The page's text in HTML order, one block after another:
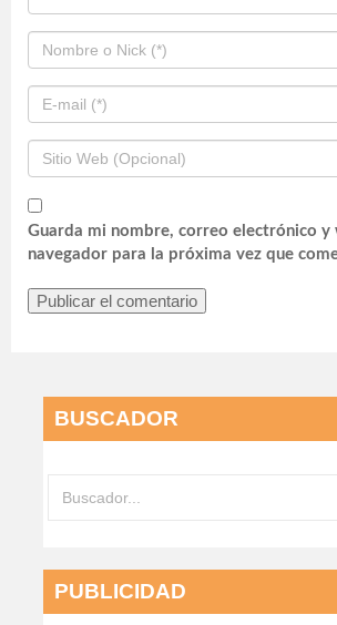
Guarda mi nombre, correo electrónico y
navegador para la próxima vez que
BUSCADOR
PUBLICIDAD